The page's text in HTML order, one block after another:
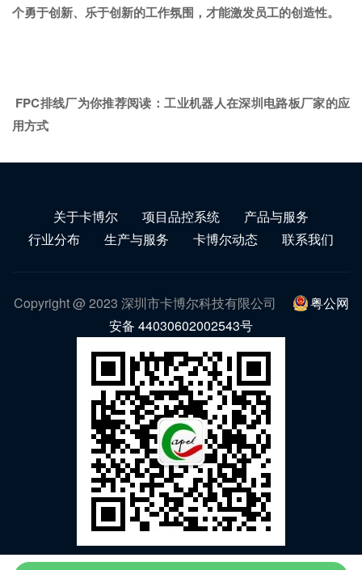
个勇于创新、乐于创新的工作氛围，才能激发员工的创造性。
FPC排线厂为你推荐阅读：工业机器人在深圳电路板厂家的应
用方式
关于卡博尔 项目品控系统
产品与服务
行业分布
生产与服务 卡博尔动态 联系我们
Copyright @ 2023 深圳市卡博尔科技有限公司
粤公网
安备 44030602002543号
微信公众号